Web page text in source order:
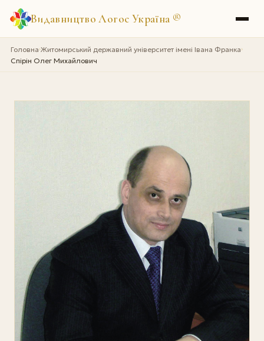
Видавництво Логос Україна ®
Головна›Житомирський державний університет імені Івана Франка›
Спірін Олег Михайлович